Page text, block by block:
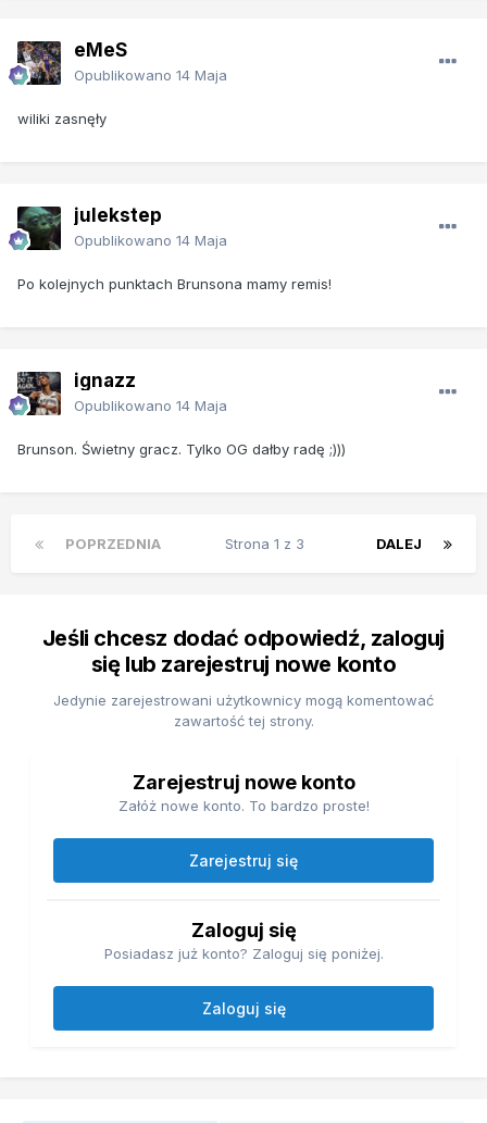
eMeS
Opublikowano 14 Maja
wiliki zasnęły
julekstep
Opublikowano 14 Maja
Po kolejnych punktach Brunsona mamy remis!
ignazz
Opublikowano 14 Maja
Brunson. Świetny gracz. Tylko OG dałby radę ;)))
POPRZEDNIA DALEJ
Strona 1 z 3
Jeśli chcesz dodać odpowiedź, zaloguj
się lub zarejestruj nowe konto
Jedynie zarejestrowani użytkownicy mogą komentować
zawartość tej strony.
Zarejestruj nowe konto
Załóż nowe konto. To bardzo proste!
Zarejestruj się
Zaloguj się
Posiadasz już konto? Zaloguj się poniżej.
Zaloguj się